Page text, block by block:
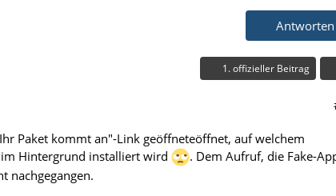
Antworten
1. offizieller Beitrag
Paket kommt an"-Link geöffneteöffnet, auf welchem
Hintergrund installiert wird
. Dem Aufruf, die Fake-
nachgegangen.